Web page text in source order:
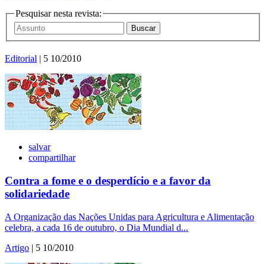
Pesquisar nesta revista:
Editorial | 5 10/2010
salvar
compartilhar
Contra a fome e o desperdício e a favor da
solidariedade
A Organização das Nações Unidas para Agricultura e Alimentação
celebra, a cada 16 de outubro, o Dia Mundial d...
Artigo | 5 10/2010